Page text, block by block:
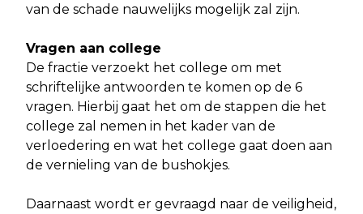
van de schade nauwelijks mogelijk zal zijn.
Vragen aan college
De fractie verzoekt het college om met
schriftelijke antwoorden te komen op de 6
vragen. Hierbij gaat het om de stappen die het
college zal nemen in het kader van de
verloedering en wat het college gaat doen aan
de vernieling van de bushokjes.
Daarnaast wordt er gevraagd naar de veiligheid,